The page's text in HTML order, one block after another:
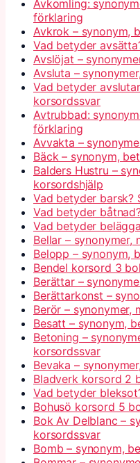
Avkomling:
förklaring
Avkrok – synonym,
Vad betyder
Avslöjat –
Avsluta –
Vad betyder
korsordssvar
Avtrubbad:
förklaring
Avvakta –
Bäck – synonym,
Balders Hustru –
korsordshjälp
Vad betyder barsk?
Vad betyder
Vad betyder
Bellar –
Belopp – synonym,
Bendel korsord 3
Berättar –
Berättarkonst –
Berör – synonymer,
Besatt – synonym,
Betoning –
korsordssvar
Bevaka –
Bladverk korsord 2
Vad betyder
Bohusö korsord 5
Bok Av Delblanc –
korsordssvar
Bomb – synonym,